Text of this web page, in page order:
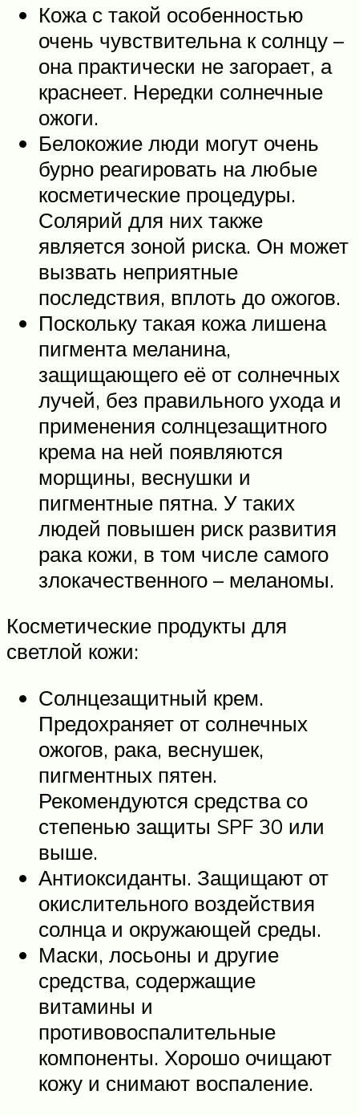
Кожа с такой особенностью
очень чувствительна к солнцу –
она практически не загорает, а
краснеет. Нередки солнечные
ожоги.
Белокожие люди могут очень
бурно реагировать на любые
косметические процедуры.
Солярий для них также
является зоной риска. Он может
вызвать неприятные
последствия, вплоть до ожогов.
Поскольку такая кожа лишена
пигмента меланина,
защищающего её от солнечных
лучей, без правильного ухода и
применения солнцезащитного
крема на ней появляются
морщины, веснушки и
пигментные пятна. У таких
людей повышен риск развития
рака кожи, в том числе самого
злокачественного – меланомы.
Косметические продукты для
светлой кожи:
Солнцезащитный крем.
Предохраняет от солнечных
ожогов, рака, веснушек,
пигментных пятен.
Рекомендуются средства со
степенью защиты SPF 30 или
выше.
Антиоксиданты. Защищают от
окислительного воздействия
солнца и окружающей среды.
Маски, лосьоны и другие
средства, содержащие
витамины и
противовоспалительные
компоненты. Хорошо очищают
кожу и снимают воспаление.